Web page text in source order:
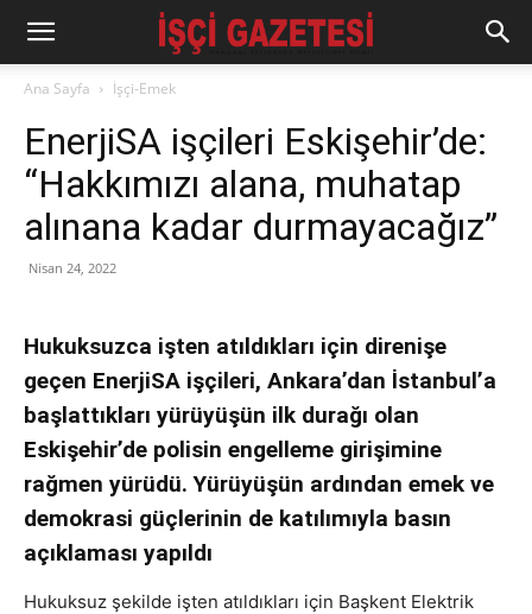
Ana Sayfa İşçi-Emek
EnerjiSA işçileri Eskişehir’de:
“Hakkımızı alana, muhatap
alınana kadar durmayacağız”
Nisan 24, 2022
Hukuksuzca işten atıldıkları için direnişe
geçen EnerjiSA işçileri, Ankara’dan İstanbul’a
başlattıkları yürüyüşün ilk durağı olan
Eskişehir’de polisin engelleme girişimine
rağmen yürüdü. Yürüyüşün ardından emek ve
demokrasi güçlerinin de katılımıyla basın
açıklaması yapıldı
Hukuksuz şekilde işten atıldıkları için Başkent Elektrik